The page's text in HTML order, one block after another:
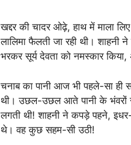
खद्दर की चादर ओढ़े, हाथ में माला
लालिमा फैलती जा रही थी। शाहनी
भरकर सूर्य देवता को नमस्कार
चनाब का पानी आज भी पहले-सा ही
थी। उछल-उछल आते पानी के भंवरों
लगती थी! शाहनी ने कपड़े पहने,
थे। वह कुछ सहम-सी उठी!